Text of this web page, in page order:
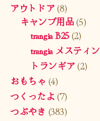
アウトドア(8)
キャンプ用品(5)
trangia B25(2)
trangia メスティン
トランギア(2)
おもちゃ (4)
つくったよ(7)
つぶやき (383)